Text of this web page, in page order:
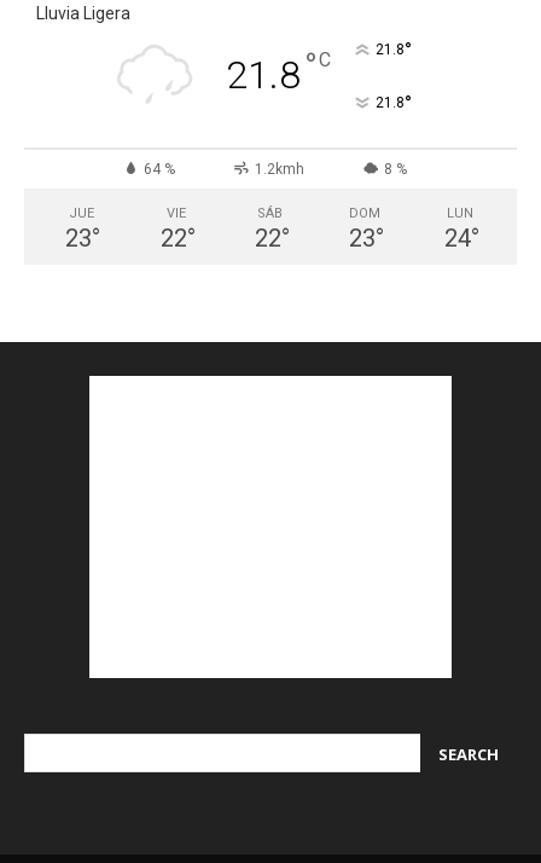
Lluvia Ligera
21.8°C 21.8°
21.8°
64 % 1.2kmh 8 %
JUE
23°
VIE
22°
SÁB
22°
DOM
23°
LUN
24°